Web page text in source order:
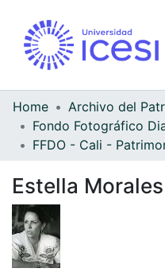
Home
FFDO - Cali -
Estella